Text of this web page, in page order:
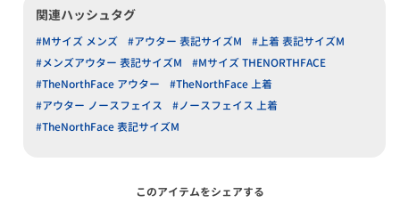
関連ハッシュタグ
#Mサイズ メンズ #アウター 表記サイズM
#上着 表記サイズM
#メンズアウター 表記サイズM
#Mサイズ THENORTHFACE
#TheNorthFace アウター
#TheNorthFace 上着
#アウター ノースフェイス
#ノースフェイス 上着
#TheNorthFace 表記サイズM
このアイテムをシェアする